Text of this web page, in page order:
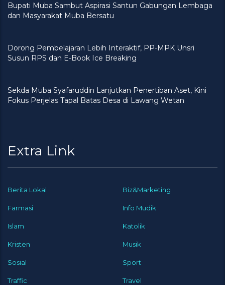
Bupati Muba Sambut Aspirasi Santun Gabungan Lembaga
dan Masyarakat Muba Bersatu
Dorong Pembelajaran Lebih Interaktif, PP-MPK Unsri
Susun RPS dan E-Book Ice Breaking
Sekda Muba Syafaruddin Lanjutkan Penertiban Aset, Kini
Fokus Perjelas Tapal Batas Desa di Lawang Wetan
Extra Link
Berita Lokal Biz&Marketing
Farmasi Info Mudik
Islam Katolik
Kristen Musik
Sosial Sport
Traffic Travel